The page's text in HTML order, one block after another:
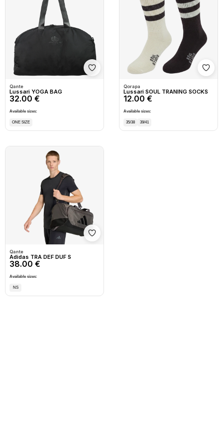
Shto në wishlist
Qante
Lussari YOGA BAG
32.00 €
Available sizes:
ONE SIZE
Qorapa
Lussari SOUL TRANING SOCKS
12.00 €
Available sizes:
35/38 39/41
Shto në wishlist
Qante
Adidas TRA DEF DUF S
38.00 €
Available sizes:
NS